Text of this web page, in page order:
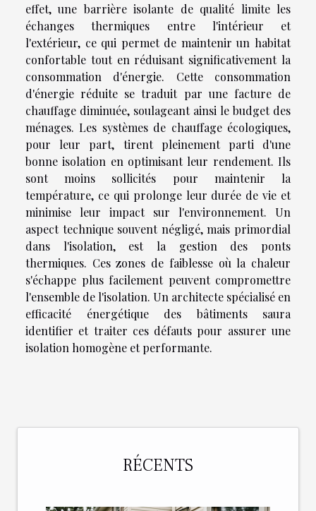
effet, une barrière isolante de qualité limite les
échanges thermiques entre l'intérieur et
l'extérieur, ce qui permet de maintenir un habitat
confortable tout en réduisant significativement la
consommation d'énergie. Cette consommation
d'énergie réduite se traduit par une facture de
chauffage diminuée, soulageant ainsi le budget des
ménages. Les systèmes de chauffage écologiques,
pour leur part, tirent pleinement parti d'une
bonne isolation en optimisant leur rendement. Ils
sont moins sollicités pour maintenir la
température, ce qui prolonge leur durée de vie et
minimise leur impact sur l'environnement. Un
aspect technique souvent négligé, mais primordial
dans l'isolation, est la gestion des ponts
thermiques. Ces zones de faiblesse où la chaleur
s'échappe plus facilement peuvent compromettre
l'ensemble de l'isolation. Un architecte spécialisé en
efficacité énergétique des bâtiments saura
identifier et traiter ces défauts pour assurer une
isolation homogène et performante.
RÉCENTS